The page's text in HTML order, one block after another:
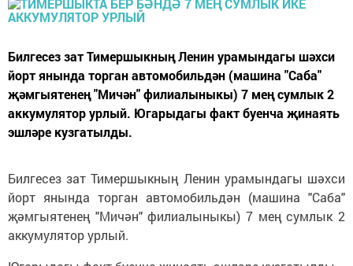
Билгесез зат Тимершыкның Ленин урамындагы шәхси
йорт янында торган автомобильдән (машина "Саба"
җәмгыятенең "Мичән" филиалыныкы) 7 мең сумлык 2
аккумулятор урлый. Югарыдагы факт буенча җинаять
эшләре кузгатылды.
Билгесез зат Тимершыкның Ленин урамындагы шәхси
йорт янында торган автомобильдән (машина "Саба"
җәмгыятенең "Мичән" филиалыныкы) 7 мең сумлык 2
аккумулятор урлый.